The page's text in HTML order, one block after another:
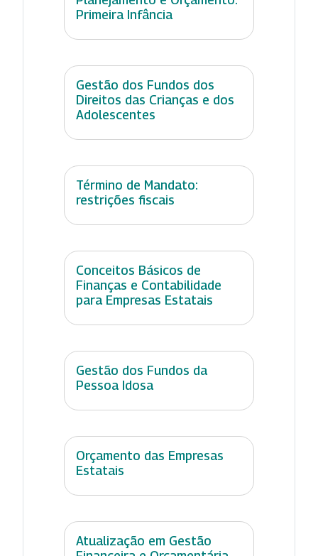
Primeira Infância
Gestão dos Fundos dos
Direitos das Crianças e dos
Adolescentes
Término de Mandato:
restrições fiscais
Conceitos Básicos de
Finanças e Contabilidade
para Empresas Estatais
Gestão dos Fundos da
Pessoa Idosa
Orçamento das Empresas
Estatais
Atualização em Gestão